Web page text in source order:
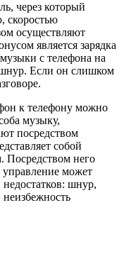
через который
скоростью
осуществляют
является зарядка
с телефона на
шнур. Если он слишком
к телефону можно
музыку,
посредством
собой
Посредством него
может
шнур,
неизбежность